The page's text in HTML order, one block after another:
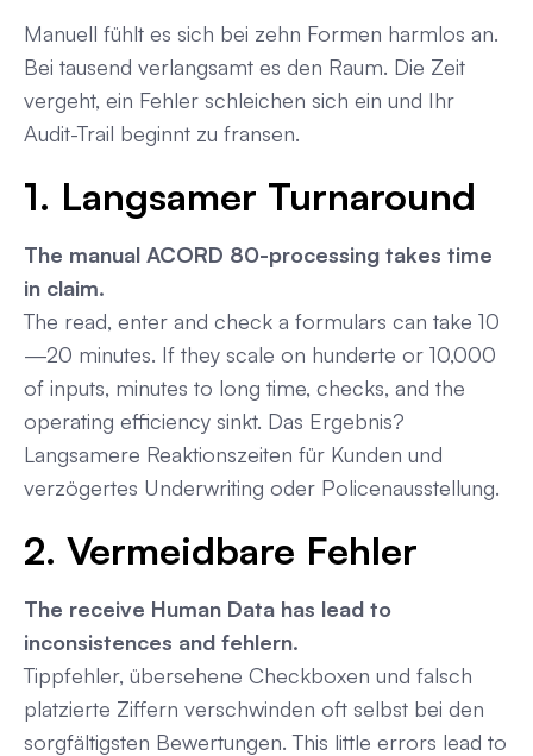
Manuell fühlt es sich bei zehn Formen harmlos an.
Bei tausend verlangsamt es den Raum. Die Zeit
vergeht, ein Fehler schleichen sich ein und Ihr
Audit-Trail beginnt zu fransen.
1. Langsamer Turnaround
The manual ACORD 80-processing takes time
in claim.
The read, enter and check a formulars can take 10
—20 minutes. If they scale on hunderte or 10,000
of inputs, minutes to long time, checks, and the
operating efficiency sinkt. Das Ergebnis?
Langsamere Reaktionszeiten für Kunden und
verzögertes Underwriting oder Policenausstellung.
2. Vermeidbare Fehler
The receive Human Data has lead to
inconsistences and fehlern.
Tippfehler, übersehene Checkboxen und falsch
platzierte Ziffern verschwinden oft selbst bei den
sorgfältigsten Bewertungen. This little errors lead to